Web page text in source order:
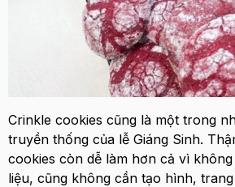
Crinkle cookies cũng là một trong
truyền thống của lễ Giáng Sinh.
cookies còn dễ làm hơn cả vì
liệu, cũng không cần tạo hình,